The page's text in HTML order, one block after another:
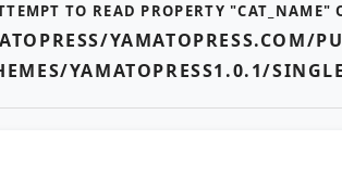
TO READ PROPERTY "CAT_NAME"
YAMATOPRESS.COM/
YAMATOPRESS1.0.1/